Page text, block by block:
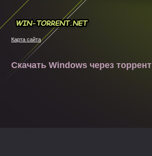
Карта сайта
Скачать Windows через торрент